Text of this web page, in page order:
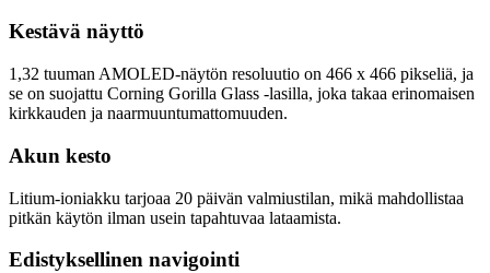
Kestävä näyttö
1,32 tuuman AMOLED-näytön resoluutio on 466 x 466 pikseliä, ja
se on suojattu Corning Gorilla Glass -lasilla, joka takaa erinomaisen
kirkkauden ja naarmuuntumattomuuden.
Akun kesto
Litium-ioniakku tarjoaa 20 päivän valmiustilan, mikä mahdollistaa
pitkän käytön ilman usein tapahtuvaa lataamista.
Edistyksellinen navigointi